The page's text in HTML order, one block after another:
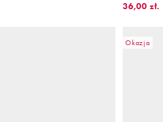
36,00 zł.
Okazja